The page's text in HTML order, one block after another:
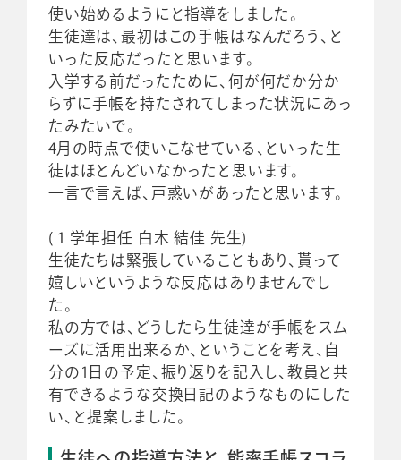
使い始めるようにと指導をしました。
生徒達は、最初はこの手帳はなんだろう、と
いった反応だったと思います。
入学する前だったために、何が何だか分か
らずに手帳を持たされてしまった状況にあっ
たみたいで。
4月の時点で使いこなせている、といった生
徒はほとんどいなかったと思います。
一言で言えば、戸惑いがあったと思います。
(１学年担任 白木 結佳 先生)
生徒たちは緊張していることもあり、貰って
嬉しいというような反応はありませんでし
た。
私の方では、どうしたら生徒達が手帳をスム
ーズに活用出来るか、ということを考え、自
分の1日の予定、振り返りを記入し、教員と共
有できるような交換日記のようなものにした
い、と提案しました。